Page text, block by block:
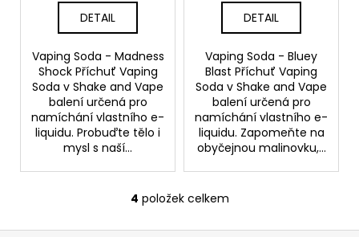
DETAIL
Vaping Soda - Madness
Shock Příchuť Vaping
Soda v Shake and Vape
balení určená pro
namíchání vlastního e-
liquidu. Probuďte tělo i
mysl s naší...
DETAIL
Vaping Soda - Bluey
Blast Příchuť Vaping
Soda v Shake and Vape
balení určená pro
namíchání vlastního e-
liquidu. Zapomeňte na
obyčejnou malinovku,...
O
v
4 položek celkem